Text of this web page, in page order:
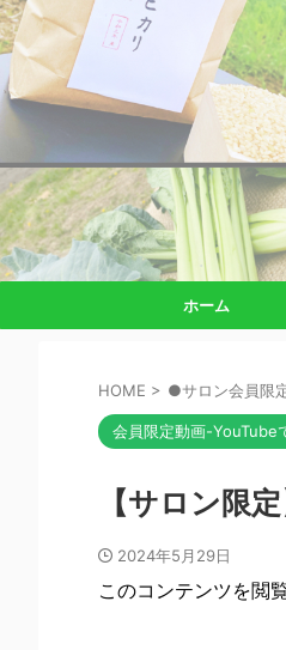
ホーム
HOME > ●サロン会員限
会員限定動画-YouTube
【サロン限
2024年5月29日
このコンテンツを閲